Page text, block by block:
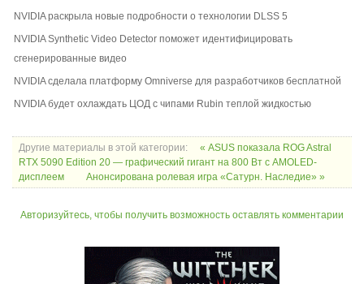
NVIDIA раскрыла новые подробности о технологии DLSS 5
NVIDIA Synthetic Video Detector поможет идентифицировать
сгенерированные видео
NVIDIA сделала платформу Omniverse для разработчиков бесплатной
NVIDIA будет охлаждать ЦОД с чипами Rubin теплой жидкостью
Другие материалы в этой категории:
« ASUS показала ROG Astral
RTX 5090 Edition 20 — графический гигант на 800 Вт с AMOLED-
дисплеем
Анонсирована ролевая игра «Сатурн. Наследие» »
Авторизуйтесь, чтобы получить возможность оставлять комментарии